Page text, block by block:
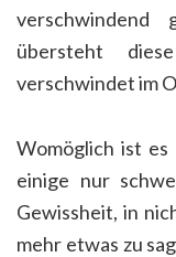
verschwindend
übersteht
verschwindet im
Womöglich ist
einige nur
Gewissheit, in
mehr etwas zu